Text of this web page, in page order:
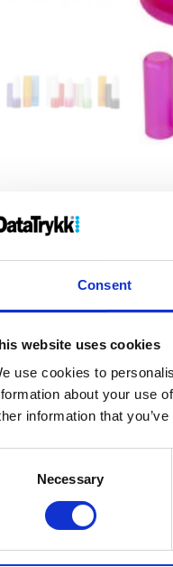
Consent
website uses cookies
use cookies to
about your use
information that
Necessary
uten print
Ekstra
Bilde
Bilde